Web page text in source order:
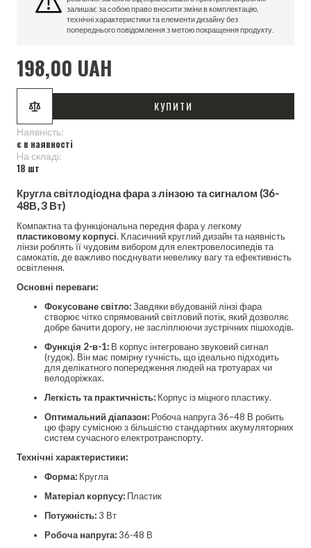
залишає за собою право вносити зміни в комплектацію,
технічні характеристики та елементи дизайну без
попереднього повідомлення з метою покращення продукту.
198,00 UAH
КУПИТИ
Наявність:
є в наявності
Hа складі:
18 шт
Кругла світлодіодна фара з лінзою та сигналом (36-
48В, 3 Вт)
Компактна та функціональна передня фара у легкому
пластиковому корпусі. Класичний круглий дизайн та наявність
лінзи роблять її чудовим вибором для електровелосипедів та
самокатів, де важливо поєднувати невелику вагу та ефективність
освітлення.
Основні переваги:
Фокусоване світло:Завдяки вбудованій лінзі фара
створює чітко спрямований світловий потік, який дозволяє
добре бачити дорогу, не засліплюючи зустрічних пішоходів.
Функція 2-в-1: В корпус інтегровано звуковий сигнал
(гудок). Він має помірну гучність, що ідеально підходить
для делікатного попередження людей на тротуарах чи
велодоріжках.
Легкість та практичність: Корпус із міцного пластику.
Оптимальний діапазон: Робоча напруга 36–48 В робить
цю фару сумісною з більшістю стандартних акумуляторних
систем сучасного електротранспорту.
Технічні характеристики:
Форма: Кругла
Матеріал корпусу: Пластик
Потужність:3 Вт
Робоча напруга:36-48 В